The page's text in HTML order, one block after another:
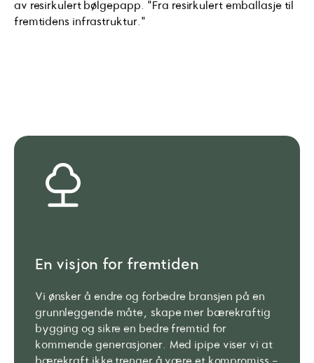
av resirkulert bølgepapp. "Fra resirkulert emballasje til
fremtidens infrastruktur."
En visjon for fremtiden
Vi ønsker å endre og forbedre bransjen på en
grunnleggende måte, skape mer bærekraftig
bygging og sikre en bedre fremtid for
kommende generasjoner. Med ipipe viser vi at